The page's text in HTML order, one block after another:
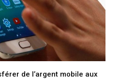
de l’argent mobile aux